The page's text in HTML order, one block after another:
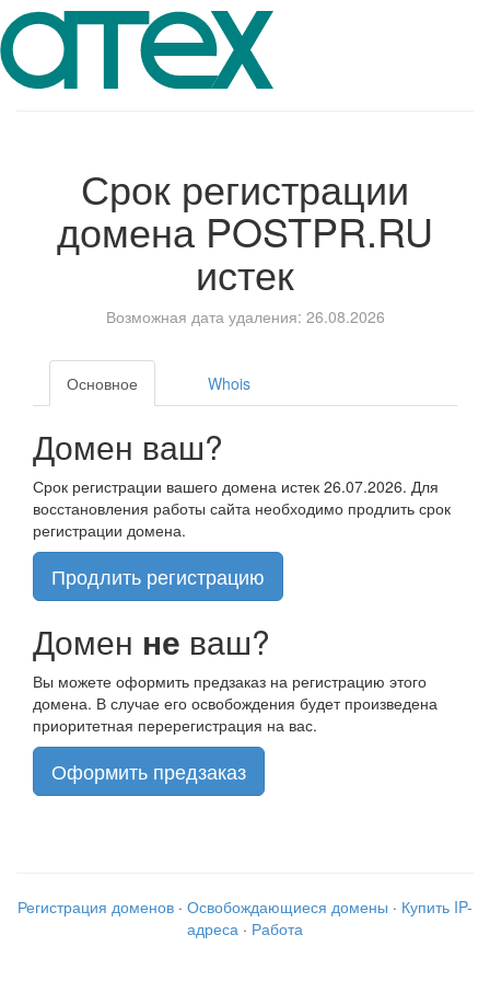
Срок регистрации
домена POSTPR.RU
истек
Возможная дата удаления: 26.08.2026
Основное Whois
Домен ваш?
Срок регистрации вашего домена истек 26.07.2026. Для
восстановления работы сайта необходимо продлить срок
регистрации домена.
Продлить регистрацию
Домен не ваш?
Вы можете оформить предзаказ на регистрацию этого
домена. В случае его освобождения будет произведена
приоритетная перерегистрация на вас.
Оформить предзаказ
Регистрация доменов · Освобождающиеся домены · Купить IP-
адреса · Работа